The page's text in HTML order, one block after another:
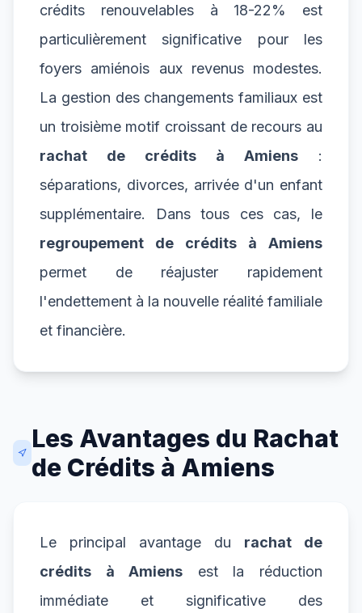
crédits renouvelables à 18-22% est
particulièrement significative pour les
foyers amiénois aux revenus modestes.
La gestion des changements familiaux est
un troisième motif croissant de recours au
rachat de crédits à Amiens :
séparations, divorces, arrivée d'un enfant
supplémentaire. Dans tous ces cas, le
regroupement de crédits à Amiens
permet de réajuster rapidement
l'endettement à la nouvelle réalité familiale
et financière.
Les Avantages du Rachat
de Crédits à Amiens
Le principal avantage du rachat de
crédits à Amiens est la réduction
immédiate et significative des